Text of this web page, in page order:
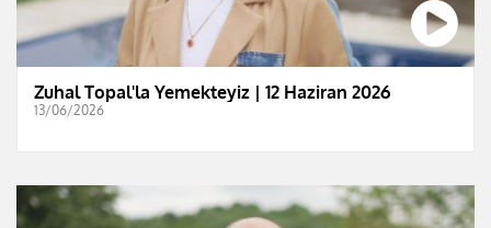
Zuhal Topal'la Yemekteyiz | 12 Haziran 2026
13/06/2026